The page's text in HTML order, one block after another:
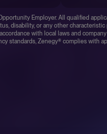
Employer. All qualified
disability, or any other
with local laws and
standards, Zenegy® complies with